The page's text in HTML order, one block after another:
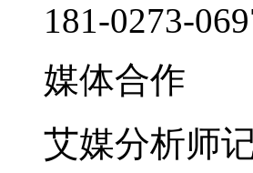
181-0273-
媒体合作
艾媒分析师